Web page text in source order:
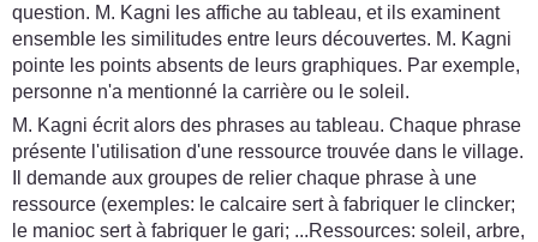
question. M. Kagni les affiche au tableau, et ils examinent
ensemble les similitudes entre leurs découvertes. M. Kagni
pointe les points absents de leurs graphiques. Par exemple,
personne n'a mentionné la carrière ou le soleil.
M. Kagni écrit alors des phrases au tableau. Chaque phrase
présente l'utilisation d'une ressource trouvée dans le village.
Il demande aux groupes de relier chaque phrase à une
ressource (exemples: le calcaire sert à fabriquer le clincker;
le manioc sert à fabriquer le gari; ...Ressources: soleil, arbre,